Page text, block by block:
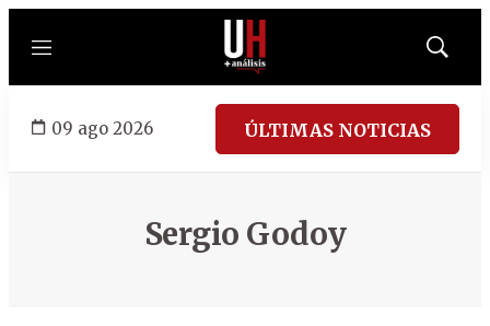
Menú
Mostrar
09 ago 2026 ÚLTIMAS NOTICIAS
Sergio Godoy